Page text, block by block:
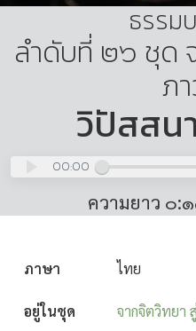
ธรรม
ลำดับที่ ๒๖ ชุด
ภ
วิปัสส
00:00
ความยาว ๐:
ภาษา ไทย
อยู่ในชุด จากจิตวิทยา